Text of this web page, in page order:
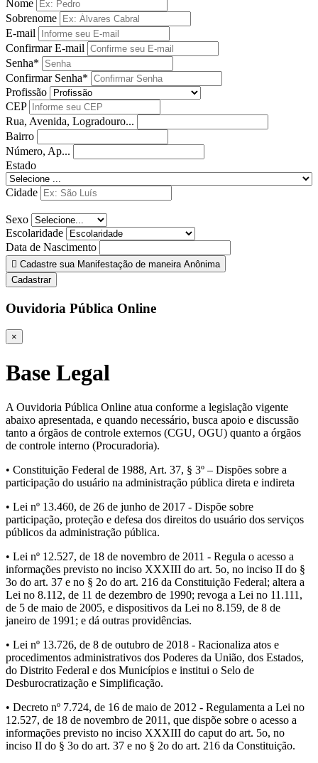
Nome
Sobrenome
E-mail
Confirmar E-mail
Senha*
Confirmar Senha*
Profissão
CEP
Rua, Avenida, Logradouro...
Bairro
Número, Ap...
Estado
Cidade
Sexo
Escolaridade
Data de Nascimento
Cadastre sua Manifestação de maneira Anônima
Cadastrar
Ouvidoria Pública Online
×
Base Legal
A Ouvidoria Pública Online atua conforme a legislação vigente
abaixo apresentada, e quando necessário, busca apoio e discussão
tanto a órgãos de controle externos (CGU, OGU) quanto a órgãos
de controle interno (Procuradoria).
• Constituição Federal de 1988, Art. 37, § 3º – Dispões sobre a
participação do usuário na administração pública direta e indireta
• Lei nº 13.460, de 26 de junho de 2017 - Dispõe sobre
participação, proteção e defesa dos direitos do usuário dos serviços
públicos da administração pública.
• Lei nº 12.527, de 18 de novembro de 2011 - Regula o acesso a
informações previsto no inciso XXXIII do art. 5o, no inciso II do §
3o do art. 37 e no § 2o do art. 216 da Constituição Federal; altera a
Lei no 8.112, de 11 de dezembro de 1990; revoga a Lei no 11.111,
de 5 de maio de 2005, e dispositivos da Lei no 8.159, de 8 de
janeiro de 1991; e dá outras providências.
• Lei nº 13.726, de 8 de outubro de 2018 - Racionaliza atos e
procedimentos administrativos dos Poderes da União, dos Estados,
do Distrito Federal e dos Municípios e institui o Selo de
Desburocratização e Simplificação.
• Decreto nº 7.724, de 16 de maio de 2012 - Regulamenta a Lei no
12.527, de 18 de novembro de 2011, que dispõe sobre o acesso a
informações previsto no inciso XXXIII do caput do art. 5o, no
inciso II do § 3o do art. 37 e no § 2o do art. 216 da Constituição.